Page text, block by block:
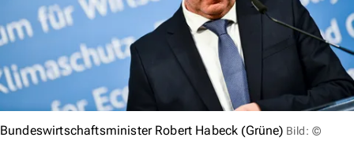
Bundeswirtschaftsminister Robert Habeck (Grüne) Bild: ©